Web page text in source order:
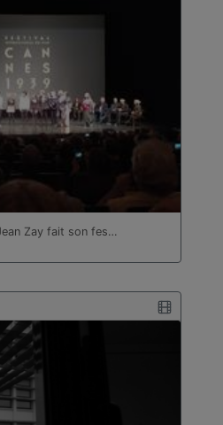
Zay fait son fes…